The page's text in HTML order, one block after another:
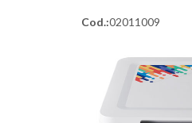
Cod.:02011009